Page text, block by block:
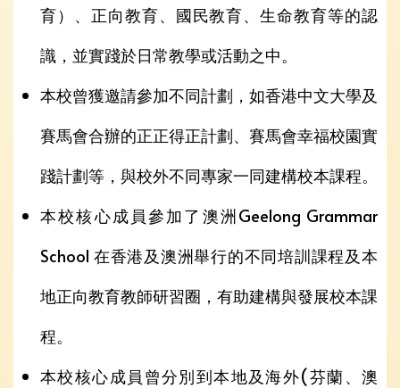
育）、正向教育、國民教育、生命教育等的認
識，並實踐於日常教學或活動之中。
本校曾獲邀請參加不同計劃，如香港中文大學及
賽馬會合辦的正正得正計劃、賽馬會幸福校園實
踐計劃等，與校外不同專家一同建構校本課程。
本校核心成員參加了澳洲Geelong Grammar
School 在香港及澳洲舉行的不同培訓課程及本
地正向教育教師研習圈，有助建構與發展校本課
程。
本校核心成員曾分別到本地及海外(芬蘭、澳